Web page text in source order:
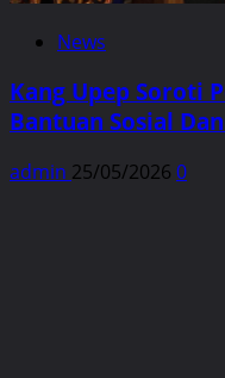
News
Kang Upep Soroti
Bantuan Sosial
admin 25/05/2026 0